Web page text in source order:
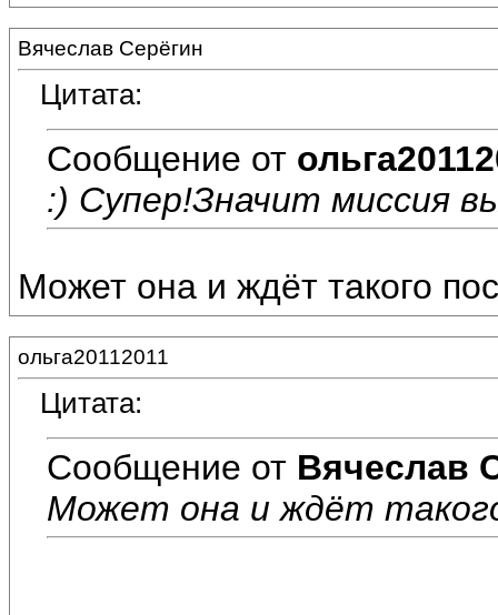
Вячеслав Серёгин
Цитата:
Сообщение от
:) Супер!Значит миссия
Может она и ждёт такого
ольга20112011
Цитата:
Сообщение от Вячеслав
Может она и ждёт